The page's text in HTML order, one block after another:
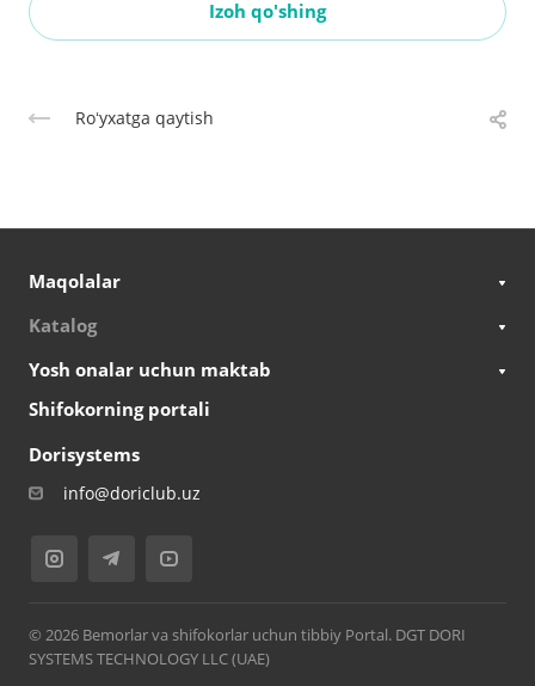
Izoh qo'shing
Roʻyxatga qaytish
Maqolalar
Katalog
Yosh onalar uchun maktab
Shifokorning portali
Dorisystems
info@doriclub.uz
© 2026 Bemorlar va shifokorlar uchun tibbiy Portal. DGT DORI
SYSTEMS TECHNOLOGY LLC (UAE)